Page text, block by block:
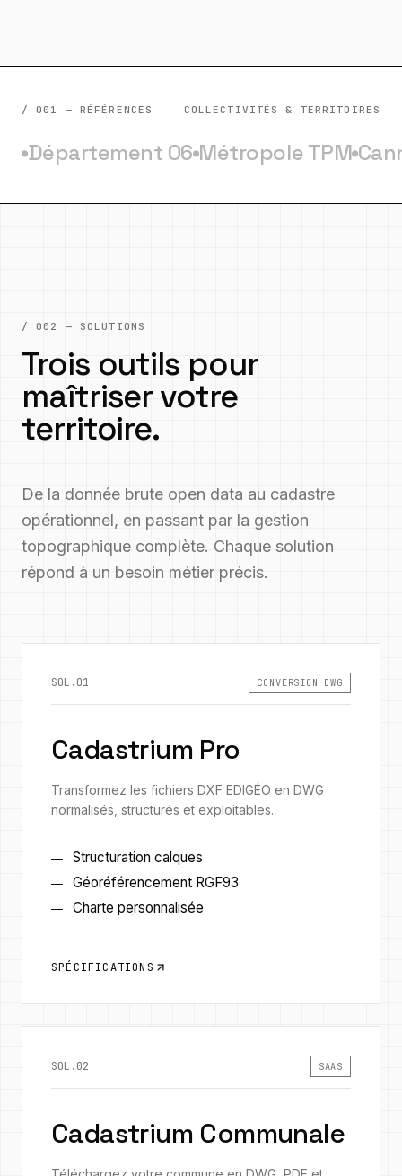
/ 001 — RÉFÉRENCES COLLECTIVITÉS & TERRITOIRES
●Département 06●Métropole TPM●
/ 002 — SOLUTIONS
Trois outils pour
maîtriser votre
territoire.
De la donnée brute open data au cadastre
opérationnel, en passant par la gestion
topographique complète. Chaque solution
répond à un besoin métier précis.
SOL.01 CONVERSION DWG
Cadastrium Pro
Transformez les fichiers DXF EDIGÉO en DWG
normalisés, structurés et exploitables.
Structuration calques
Géoréférencement RGF93
Charte personnalisée
SPÉCIFICATIONS
SOL.02 SAAS
Cadastrium Communale